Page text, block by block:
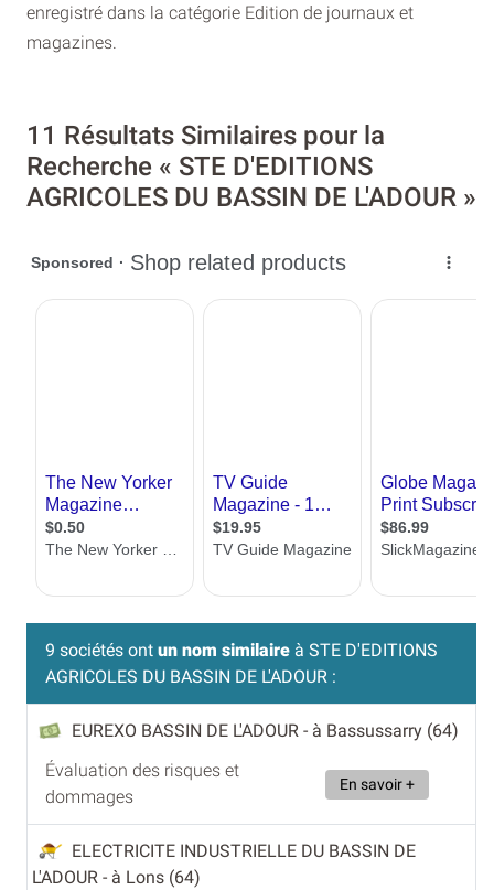
enregistré dans la catégorie Edition de journaux et
magazines.
11 Résultats Similaires pour la
Recherche « STE D'EDITIONS
AGRICOLES DU BASSIN DE L'ADOUR »
9 sociétés ont un nom similaire à STE D'EDITIONS
AGRICOLES DU BASSIN DE L'ADOUR :
EUREXO BASSIN DE L'ADOUR - à Bassussarry (64)
Évaluation des risques et
dommages
En savoir +
ELECTRICITE INDUSTRIELLE DU BASSIN DE
L'ADOUR - à Lons (64)